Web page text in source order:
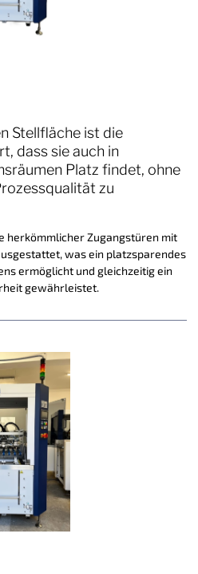
Stellfläche ist die
dass sie auch in
Platz findet, ohne
zu
herkömmlicher Zugangstüren mit
was ein platzsparendes
ermöglicht und gleichzeitig ein
gewährleistet.